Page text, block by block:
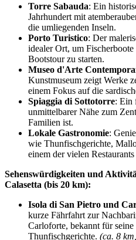
Torre Sabauda: Ein
Jahrhundert mit
die umliegenden Inseln.
Porto Turistico: Der
idealer Ort, um
Bootstour zu starten.
Museo d'Arte
Kunstmuseum zeigt Werke
einem Fokus auf die
Spiaggia di Sottotorre: Ein
unmittelbarer Nähe zum
Familien ist.
Lokale Gastronomie:
wie Thunfischgerichte,
einem der vielen
Sehenswürdigkeiten und
Calasetta (bis 20 km):
Isola di San Pietro und
kurze Fährfahrt zur
Carloforte, bekannt für
Thunfischgerichte. (ca. 8